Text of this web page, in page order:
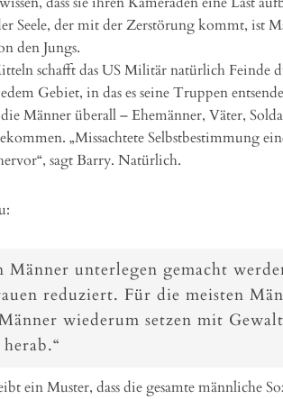
Seele, der mit der Zerstörung kommt, ist
den Jungs.
schafft das US Militär natürlich Feinde
Gebiet, in das es seine Truppen
Männer überall – Ehemänner, Väter,
„Missachtete Selbstbestimmung
sagt Barry. Natürlich.
Männer unterlegen gemacht
reduziert. Für die meisten
wiederum setzen mit
ein Muster, dass die gesamte männliche